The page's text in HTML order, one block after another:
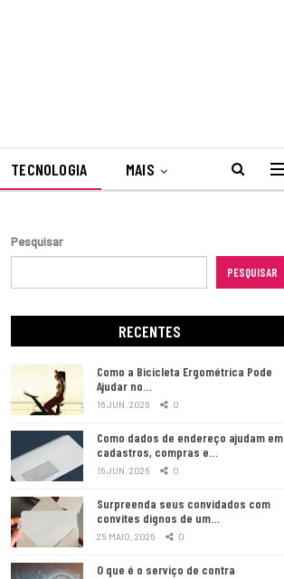
TECNOLOGIA MAIS
Pesquisar
PESQUISAR
RECENTES
Como a Bicicleta Ergométrica Pode
Ajudar no…
16 JUN, 2026 0
Como dados de endereço ajudam em
cadastros, compras e…
16 JUN, 2026 0
Surpreenda seus convidados com
convites dignos de um…
25 MAIO, 2026 0
O que é o serviço de contra